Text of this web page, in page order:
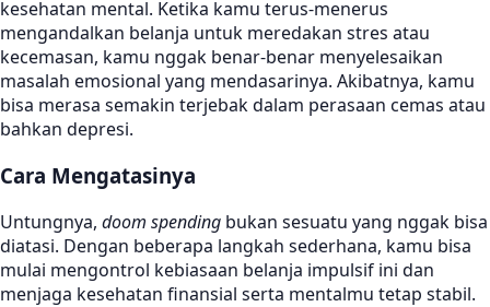
kesehatan mental. Ketika kamu terus-menerus
mengandalkan belanja untuk meredakan stres atau
kecemasan, kamu nggak benar-benar menyelesaikan
masalah emosional yang mendasarinya. Akibatnya, kamu
bisa merasa semakin terjebak dalam perasaan cemas atau
bahkan depresi.
Cara Mengatasinya
Untungnya, doom spending bukan sesuatu yang nggak bisa
diatasi. Dengan beberapa langkah sederhana, kamu bisa
mulai mengontrol kebiasaan belanja impulsif ini dan
menjaga kesehatan finansial serta mentalmu tetap stabil.